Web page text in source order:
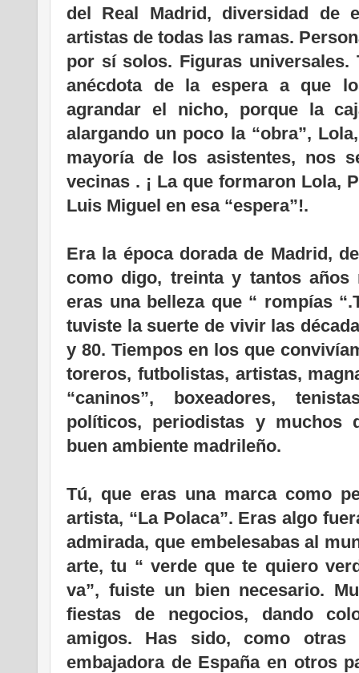
del Real Madrid, diversidad de
artistas de todas las ramas.
por sí solos. Figuras universales.
anécdota de la espera a que
agrandar el nicho, porque la
alargando un poco la “obra”,
mayoría de los asistentes, nos
vecinas . ¡ La que formaron Lola,
Luis Miguel en esa “espera”!.
Era la época dorada de Madrid,
como digo, treinta y tantos
eras una belleza que “ rompías
tuviste la suerte de vivir las
y 80. Tiempos en los que
toreros, futbolistas, artistas,
“caninos”, boxeadores,
políticos, periodistas y muchos
buen ambiente madrileño.
Tú, que eras una marca como
artista, “La Polaca”. Eras algo
admirada, que embelesabas al
arte, tu “ verde que te quiero
va”, fuiste un bien necesario.
fiestas de negocios, dando
amigos. Has sido, como otras
embajadora de España en otros